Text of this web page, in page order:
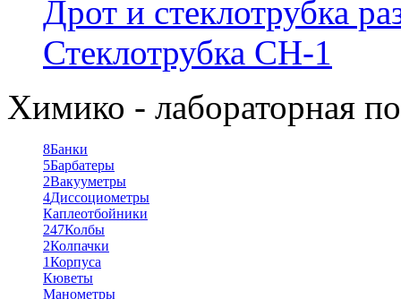
Дрот и стеклотрубка
Стеклотрубка СН-1
Химико - лабораторная
8Банки
5Барбатеры
2Вакууметры
4Диссоциометры
Каплеотбойники
247Колбы
2Колпачки
1Корпуса
Кюветы
Манометры